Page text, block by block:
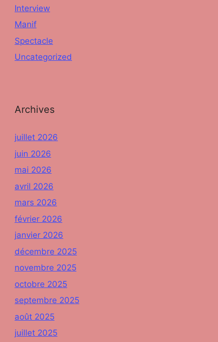
Interview
Manif
Spectacle
Uncategorized
Archives
juillet 2026
juin 2026
mai 2026
avril 2026
mars 2026
février 2026
janvier 2026
décembre 2025
novembre 2025
octobre 2025
septembre 2025
août 2025
juillet 2025